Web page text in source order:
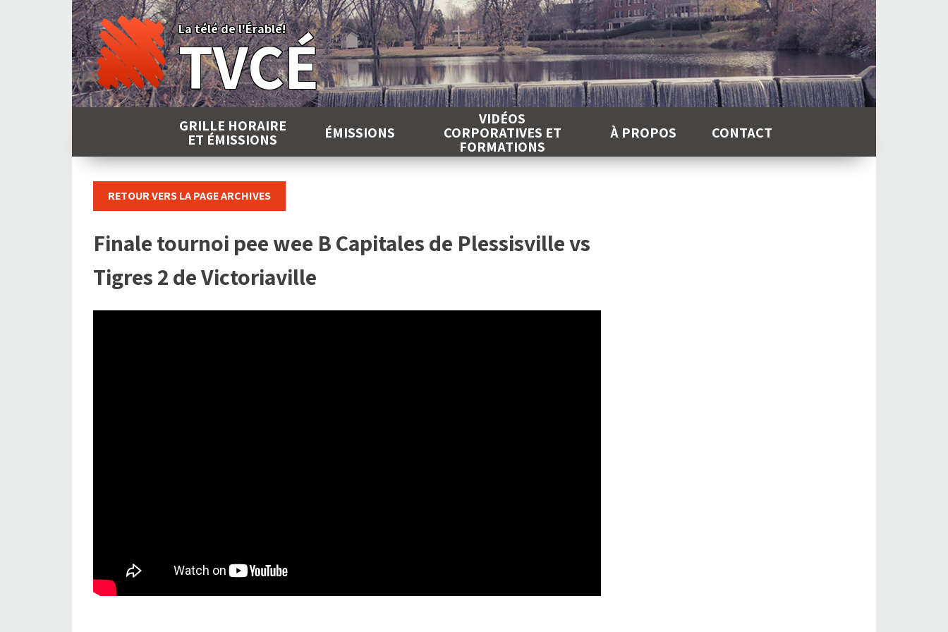
La télé de l'Érable!
TVCÉ
GRILLE HORAIRE
ET ÉMISSIONS ÉMISSIONS
VIDÉOS
CORPORATIVES ET
FORMATIONS
À PROPOS CONTACT
RETOUR VERS LA PAGE ARCHIVES
Finale tournoi pee wee B Capitales de Plessisville vs
Tigres 2 de Victoriaville